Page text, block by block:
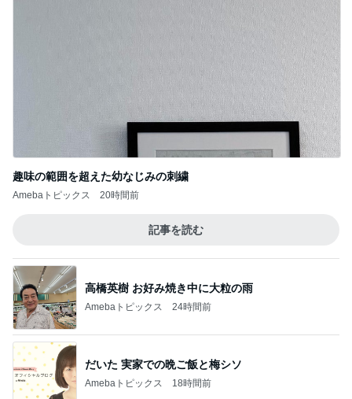
趣味の範囲を超えた幼なじみの刺繍
Amebaトピックス 20時間前
記事を読む
高橋英樹 お好み焼き中に大粒の雨
Amebaトピックス 24時間前
だいた 実家での晩ご飯と梅シソ
Amebaトピックス 18時間前